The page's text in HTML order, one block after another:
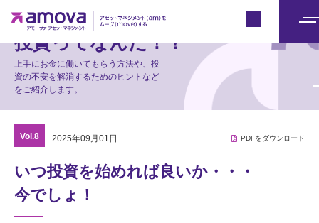
ニ
投資ってなんだ！？
上手にお金に働いてもらう方法や、投
資の不安を解消するためのヒントなど
をご紹介します。
Vol.8 2025年09月01日 PDFをダウンロード
いつ投資を始めれば良いか・・・
今でしょ！